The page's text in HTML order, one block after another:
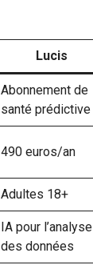
Lucis
Abonnement de
santé prédictive
490 euros/an
Adultes 18+
IA pour l’analyse
des données